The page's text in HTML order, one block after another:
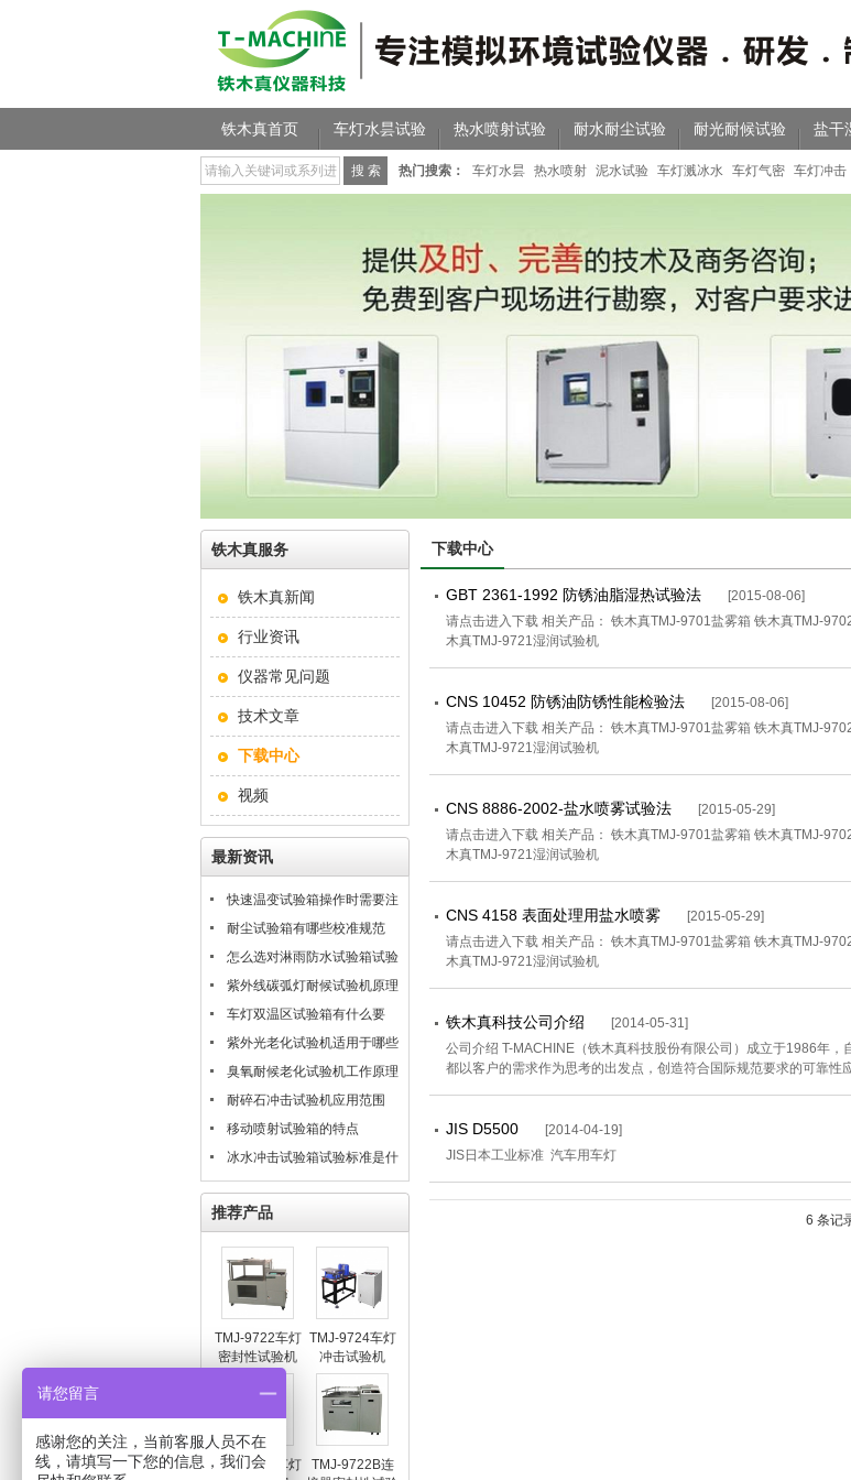
铁木真首页 车灯水昙试验 热水喷射试验 耐水耐尘试验 耐光耐候试验 盐干
热门搜索： 车灯水昙 热水喷射 泥水试验 车灯溅冰水 车灯气密 车灯冲击
铁木真服务
铁木真新闻
行业资讯
仪器常见问题
技术文章
下载中心
视频
最新资讯
快速温变试验箱操作时需要注
意什么？
耐尘试验箱有哪些校准规范
怎么选对淋雨防水试验箱试验
条件
紫外线碳弧灯耐候试验机原理
是什么
车灯双温区试验箱有什么要
求？
紫外光老化试验机适用于哪些
材料的测试评估
臭氧耐候老化试验机工作原理
耐碎石冲击试验机应用范围
移动喷射试验箱的特点
冰水冲击试验箱试验标准是什
么？
推荐产品
TMJ-9722车灯
密封性试验机
TMJ-9724车灯
冲击试验机
TMJ-9812车灯
TMJ-9722B连
下载中心
GBT 2361-1992 防锈油脂湿热试验法
[2015-08-06]
请点击进入下载 相关产品： 铁木真TMJ-9701盐雾箱 铁木真TMJ-
木真TMJ-9721湿润试验机
CNS 10452 防锈油防锈性能检验法
[2015-08-06]
请点击进入下载 相关产品： 铁木真TMJ-9701盐雾箱 铁木真TMJ-
木真TMJ-9721湿润试验机
CNS 8886-2002-盐水喷雾试验法
[2015-05-29]
请点击进入下载 相关产品： 铁木真TMJ-9701盐雾箱 铁木真TMJ-
木真TMJ-9721湿润试验机
CNS 4158 表面处理用盐水喷雾
[2015-05-29]
请点击进入下载 相关产品： 铁木真TMJ-9701盐雾箱 铁木真TMJ-
木真TMJ-9721湿润试验机
铁木真科技公司介绍
[2014-05-31]
公司介绍 T-MACHINE（铁木真科技股份有限公司）成立于1986年
都以客户的需求作为思考的出发点，创造符合国际规范要求的可靠性
JIS D5500
[2014-04-19]
JIS日本工业标准 汽车用车灯
6 条记
请您留言
感谢您的关注，当前客服人员不在
线，请填写一下您的信息，我们会